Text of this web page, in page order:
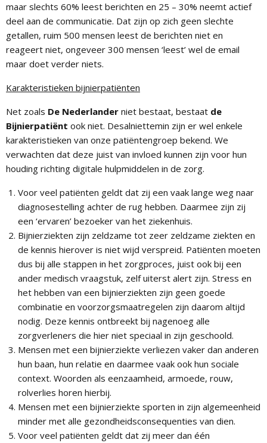
maar slechts 60% leest berichten en 25 – 30% neemt actief
deel aan de communicatie. Dat zijn op zich geen slechte
getallen, ruim 500 mensen leest de berichten niet en
reageert niet, ongeveer 300 mensen ‘leest’ wel de email
maar doet verder niets.
Karakteristieken bijnierpatiënten
Net zoals De Nederlander niet bestaat, bestaat de
Bijnierpatiënt ook niet. Desalniettemin zijn er wel enkele
karakteristieken van onze patiëntengroep bekend. We
verwachten dat deze juist van invloed kunnen zijn voor hun
houding richting digitale hulpmiddelen in de zorg.
Voor veel patiënten geldt dat zij een vaak lange weg naar
diagnosestelling achter de rug hebben. Daarmee zijn zij
een ‘ervaren’ bezoeker van het ziekenhuis.
Bijnierziekten zijn zeldzame tot zeer zeldzame ziekten en
de kennis hierover is niet wijd verspreid. Patiënten moeten
dus bij alle stappen in het zorgproces, juist ook bij een
ander medisch vraagstuk, zelf uiterst alert zijn. Stress en
het hebben van een bijnierziekten zijn geen goede
combinatie en voorzorgsmaatregelen zijn daarom altijd
nodig. Deze kennis ontbreekt bij nagenoeg alle
zorgverleners die hier niet speciaal in zijn geschoold.
Mensen met een bijnierziekte verliezen vaker dan anderen
hun baan, hun relatie en daarmee vaak ook hun sociale
context. Woorden als eenzaamheid, armoede, rouw,
rolverlies horen hierbij.
Mensen met een bijnierziekte sporten in zijn algemeenheid
minder met alle gezondheidsconsequenties van dien.
Voor veel patiënten geldt dat zij meer dan één